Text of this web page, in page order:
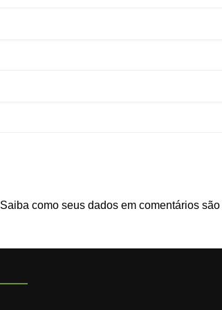
Saiba como seus dados em comentários